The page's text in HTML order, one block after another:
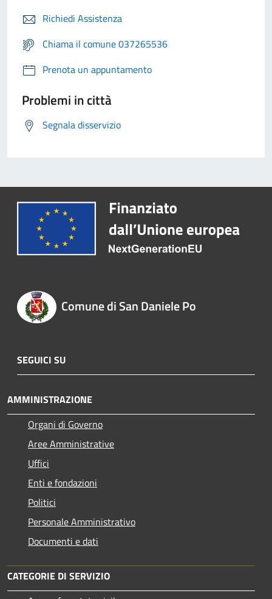
Richiedi Assistenza
Chiama il comune 037265536
Prenota un appuntamento
Problemi in città
Segnala disservizio
Comune di San Daniele Po
SEGUICI SU
AMMINISTRAZIONE
Organi di Governo
Aree Amministrative
Uffici
Enti e fondazioni
Politici
Personale Amministrativo
Documenti e dati
CATEGORIE DI SERVIZIO